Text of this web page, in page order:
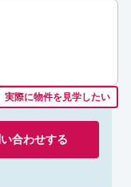
実際に物件を見学したい
合わせする